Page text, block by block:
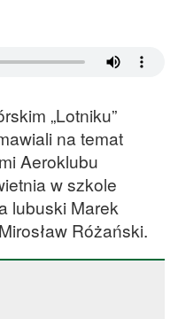
„Lotniku”
na temat
Aeroklubu
w szkole
lubuski Marek
Różański.